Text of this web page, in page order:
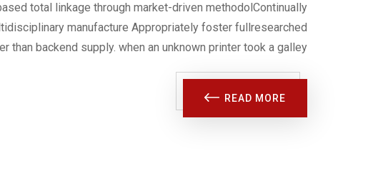
total linkage through market-driven methodolContinually
manufacture Appropriately foster fullresearched
than backend supply. when an unknown printer took a galley
READ MORE